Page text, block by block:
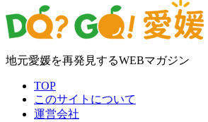
地元愛媛を再発見するWEBマガジン
TOP
このサイトについて
運営会社